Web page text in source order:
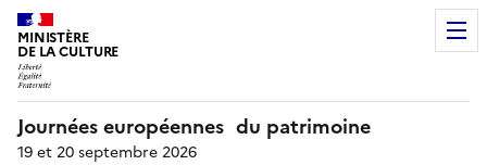
MINISTÈRE
DE LA CULTURE
Journées européennes du patrimoine
19 et 20 septembre 2026